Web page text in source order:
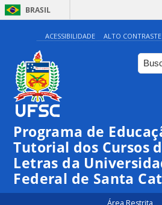
BRASIL
ACESSIBILIDADE ALTO CONTRASTE
Programa de
Tutorial dos Cursos
Letras da
Federal de Santa
Área Restrita